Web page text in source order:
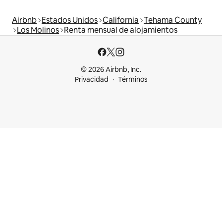
Airbnb Estados Unidos California Tehama County
Los Molinos Renta mensual de alojamientos
© 2026 Airbnb, Inc.
Privacidad
Términos